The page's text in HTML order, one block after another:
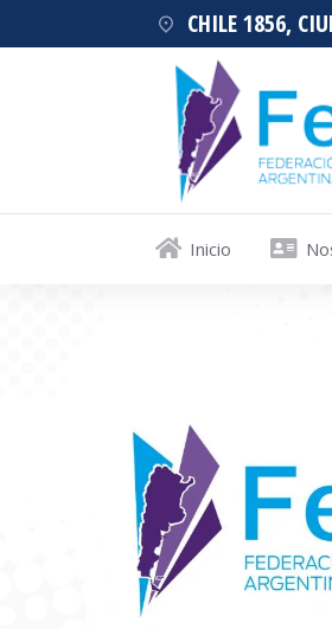
CHILE 1856,
Inicio